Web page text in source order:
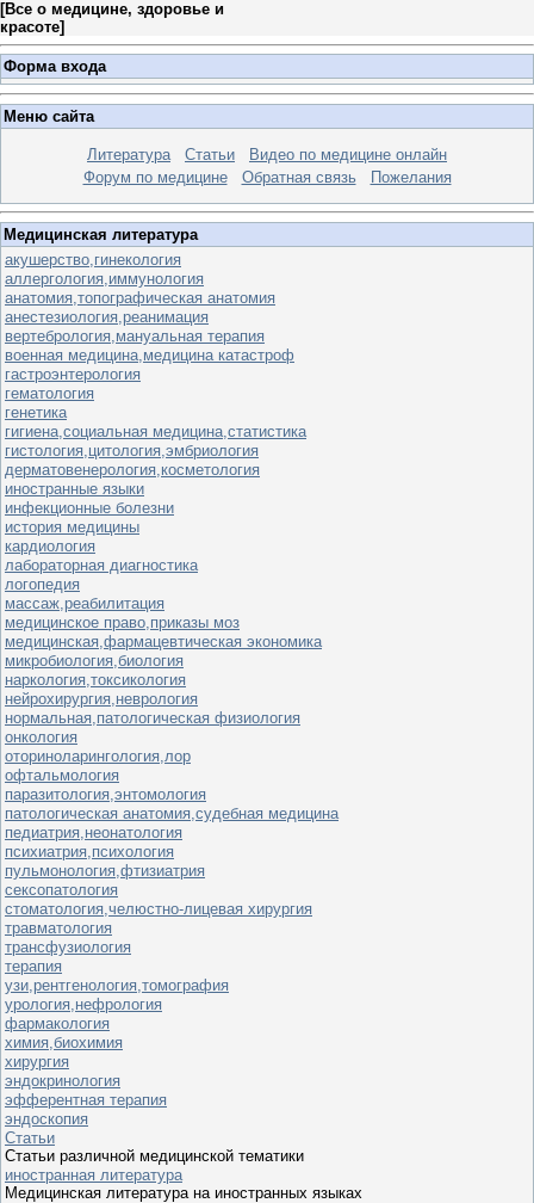
[Все о медицине, здоровье и
красоте]
Форма входа
Меню сайта
Литература Статьи
Видео по медицине онлайн
Форум по медицине
Обратная связь Пожелания
Медицинская литература
акушерство,гинекология
аллергология,иммунология
анатомия,топографическая анатомия
анестезиология,реанимация
вертебрология,мануальная терапия
военная медицина,медицина катастроф
гастроэнтерология
гематология
генетика
гигиена,социальная медицина,статистика
гистология,цитология,эмбриология
дерматовенерология,косметология
иностранные языки
инфекционные болезни
история медицины
кардиология
лабораторная диагностика
логопедия
массаж,реабилитация
медицинское право,приказы моз
медицинская,фармацевтическая экономика
микробиология,биология
наркология,токсикология
нейрохирургия,неврология
нормальная,патологическая физиология
онкология
оториноларингология,лор
офтальмология
паразитология,энтомология
патологическая анатомия,судебная медицина
педиатрия,неонатология
психиатрия,психология
пульмонология,фтизиатрия
сексопатология
стоматология,челюстно-лицевая хирургия
травматология
трансфузиология
терапия
узи,рентгенология,томография
урология,нефрология
фармакология
химия,биохимия
хирургия
эндокринология
эфферентная терапия
эндоскопия
Статьи
Статьи различной медицинской тематики
иностранная литература
Медицинская литература на иностранных языках